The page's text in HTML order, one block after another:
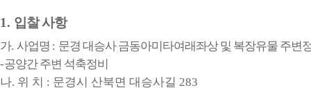
1. 입찰 사항
가. 사업명 : 문경 대승사 금동아미타여래좌상 및 복장유물 주변
-공양간 주변 석축정비
나. 위 치 : 문경시 산북면 대승사길 283